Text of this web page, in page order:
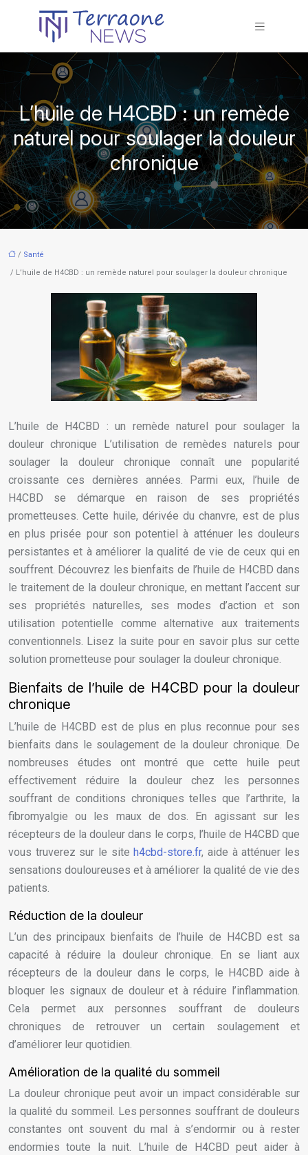
L’huile de H4CBD : un remède
naturel pour soulager la douleur
chronique
/ Santé
/ L’huile de H4CBD : un remède naturel pour soulager la douleur chronique
L’huile de H4CBD : un remède naturel pour soulager la
douleur chronique L’utilisation de remèdes naturels pour
soulager la douleur chronique connaît une popularité
croissante ces dernières années. Parmi eux, l’huile de
H4CBD se démarque en raison de ses propriétés
prometteuses. Cette huile, dérivée du chanvre, est de plus
en plus prisée pour son potentiel à atténuer les douleurs
persistantes et à améliorer la qualité de vie de ceux qui en
souffrent. Découvrez les bienfaits de l’huile de H4CBD dans
le traitement de la douleur chronique, en mettant l’accent sur
ses propriétés naturelles, ses modes d’action et son
utilisation potentielle comme alternative aux traitements
conventionnels. Lisez la suite pour en savoir plus sur cette
solution prometteuse pour soulager la douleur chronique.
Bienfaits de l’huile de H4CBD pour la douleur
chronique
L’huile de H4CBD est de plus en plus reconnue pour ses
bienfaits dans le soulagement de la douleur chronique. De
nombreuses études ont montré que cette huile peut
effectivement réduire la douleur chez les personnes
souffrant de conditions chroniques telles que l’arthrite, la
fibromyalgie ou les maux de dos. En agissant sur les
récepteurs de la douleur dans le corps, l’huile de H4CBD que
vous truverez sur le siteh4cbd-store.fr, aide à atténuer les
sensations douloureuses et à améliorer la qualité de vie des
patients.
Réduction de la douleur
L’un des principaux bienfaits de l’huile de H4CBD est sa
capacité à réduire la douleur chronique. En se liant aux
récepteurs de la douleur dans le corps, le H4CBD aide à
bloquer les signaux de douleur et à réduire l’inflammation.
Cela permet aux personnes souffrant de douleurs
chroniques de retrouver un certain soulagement et
d’améliorer leur quotidien.
Amélioration de la qualité du sommeil
La douleur chronique peut avoir un impact considérable sur
la qualité du sommeil. Les personnes souffrant de douleurs
constantes ont souvent du mal à s’endormir ou à rester
endormies toute la nuit. L’huile de H4CBD peut aider à